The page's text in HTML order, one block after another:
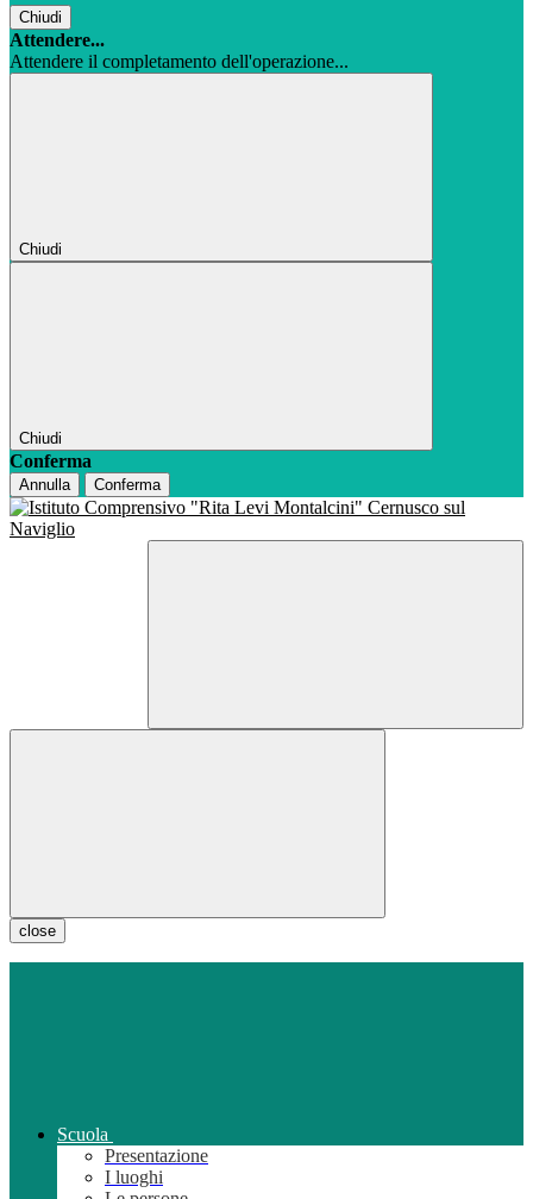
Chiudi
Attendere...
Attendere il completamento dell'operazione...
Chiudi
Chiudi
Conferma
Annulla Conferma
close
Scuola
Presentazione
I luoghi